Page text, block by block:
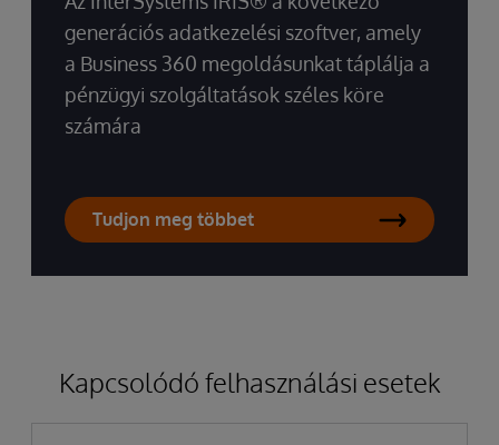
generációs adatkezelési szoftver, amely
a Business 360 megoldásunkat táplálja a
pénzügyi szolgáltatások széles köre
számára
Tudjon meg többet
Kapcsolódó felhasználási esetek